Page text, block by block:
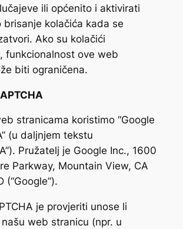
ili općenito i aktivirati
brisanje kolačića kada se
Ako su kolačići
funkcionalnost ove web
biti ograničena.
stranicama koristimo “Google
(u daljnjem tekstu
Pružatelj je Google Inc., 1600
Parkway, Mountain View, CA
(“Google”).
je provjeriti unose li
web stranicu (npr. u